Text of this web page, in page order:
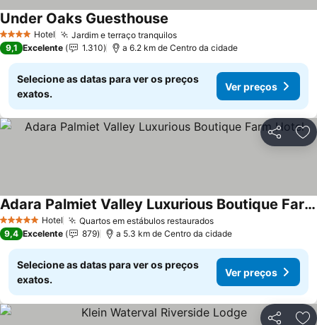
4 EstrelasHotel Jardim e terraço tranquilosVer preços
Under Oaks Guesthouse
9,1 Excelente 1.310 a 6.2 km de Centro da cidade
Selecione as datas para ver os preços
exatos.
Ver preços
Partilhar
5 Estrelas Hotel Quartos em estábulos restauradosVer preços
Adara Palmiet Valley Luxurious Boutique Farm Hotel
Ver preços
9,4 Excelente 879 a 5.3 km de Centro da cidade
Selecione as datas para ver os preços
exatos.
Ver preços